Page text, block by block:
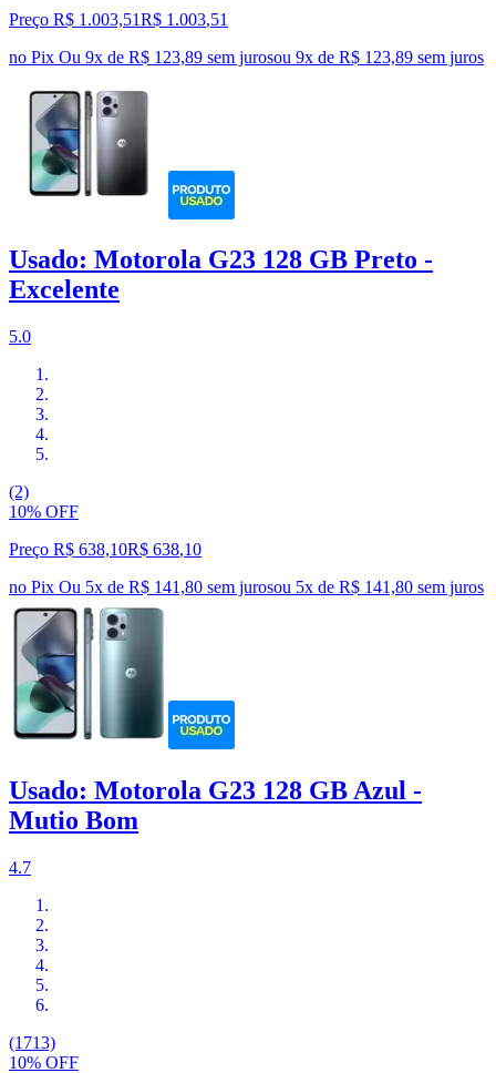
Preço R$ 1.003,51R$ 1.003,51
no Pix Ou 9x de R$ 123,89 sem jurosou 9x de R$ 123,89 sem juros
Usado: Motorola G23 128 GB Preto -
Excelente
5.0
(2)
10% OFF
Preço R$ 638,10R$ 638,10
no Pix Ou 5x de R$ 141,80 sem jurosou 5x de R$ 141,80 sem juros
Usado: Motorola G23 128 GB Azul -
Mutio Bom
4.7
(1713)
10% OFF